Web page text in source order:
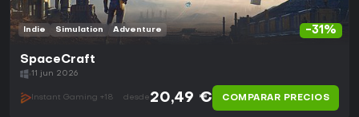
-31%
Indie Simulation Adventure
SpaceCraft
11 jun 2026
Instant Gaming +18 desde 20,49 € COMPARAR PRECIOS